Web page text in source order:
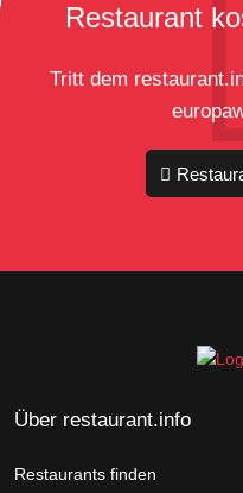
Restaurant
Tritt dem
Über restaurant.info
Restaurants finden